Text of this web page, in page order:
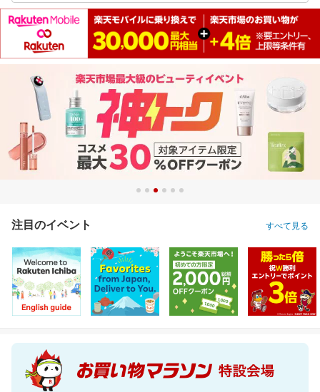
注目のイベント すべて見る